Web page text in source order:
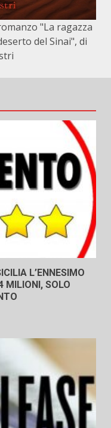
"La ragazza
del Sinai", di
L’ENNESIMO
MILIONI, SOLO